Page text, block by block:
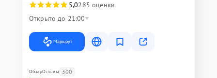
5,0285 оценки
Открыто до 21:00
Маршрут
ОбзорОтзывы 300